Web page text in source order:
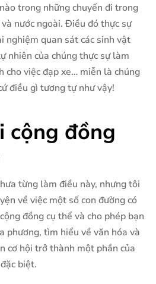
trong những chuyến đi trong
nước ngoài. Điều đó thực sự
nghiệm quan sát các sinh vật
nhiên của chúng thực sự làm
cho việc đạp xe… miễn là chúng
điều gì tương tự như vậy!
cộng đồng
từng làm điều này, nhưng tôi
về việc một số con đường có
đồng cụ thể và cho phép bạn
phương, tìm hiểu về văn hóa và
cơ hội trở thành một phần của
biệt.